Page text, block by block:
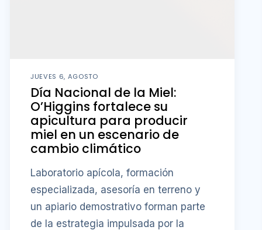
JUEVES 6, AGOSTO
Día Nacional de la Miel:
O’Higgins fortalece su
apicultura para producir
miel en un escenario de
cambio climático
Laboratorio apícola, formación
especializada, asesoría en terreno y
un apiario demostrativo forman parte
de la estrategia impulsada por la